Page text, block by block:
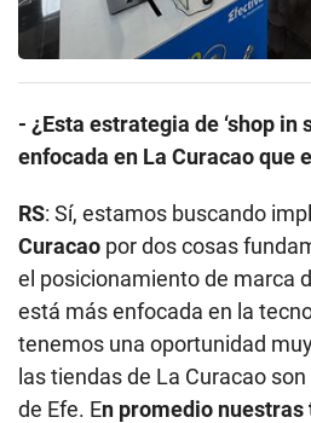
- ¿Esta estrategia de ‘shop in
enfocada en La Curacao que
RS: Sí, estamos buscando
Curacao por dos cosas
el posicionamiento de marca
está más enfocada en la
tenemos una oportunidad
las tiendas de La Curacao
de Efe. En promedio nuestras